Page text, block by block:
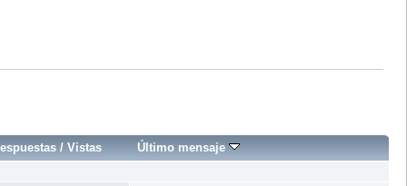
/ Vistas Último mensaje